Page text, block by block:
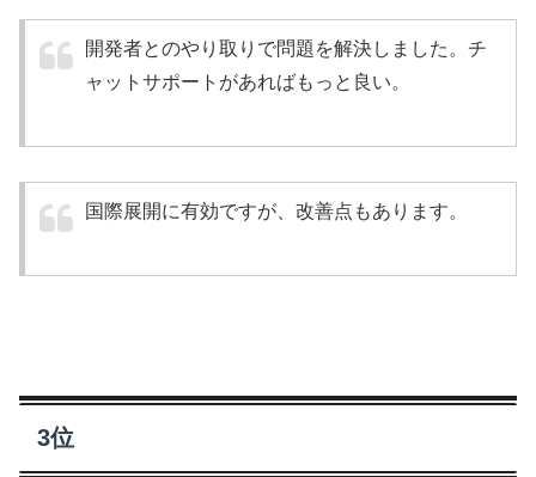
開発者とのやり取りで問題を解決しました。チ
ャットサポートがあればもっと良い。
国際展開に有効ですが、改善点もあります。
3位